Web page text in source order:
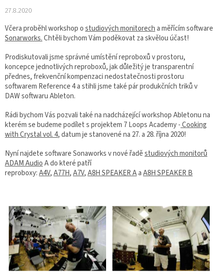
27.8.2020
Včera proběhl workshop ostudiových monitorecha měřícím software
Sonarworks.Chtěli bychom Vám poděkovat za skvělou účast!
Prodiskutovali jsme správné umístění reproboxů v prostoru,
koncepce jednotlivých reproboxů, jak důležitý je transparentní
přednes, frekvenční kompenzaci nedostatečnosti prostoru
softwarem Reference 4 a stihli jsme také pár produkčních triků v
DAW softwaru Ableton.
Rádi bychom Vás pozvali také na nadcházející workshop Abletonu na
kterém se budeme podílet s projektem 7 Loops Academy -Cooking
with Crystal vol. 4, datum je stanovené na 27. a 28. října 2020!
Nyní najdete software Sonaworks v nové řaděstudiových monitorů
ADAM AudioA do které patří
reproboxy:A4V,A77H,A7V,A8H SPEAKER AaA8H SPEAKER B